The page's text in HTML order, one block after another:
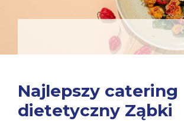
Najlepszy catering
dietetyczny Ząbki